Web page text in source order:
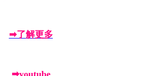
➡了解更多
➡youtube